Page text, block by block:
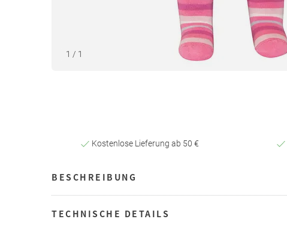
1 / 1
Kostenlose Lieferung ab 50 €
BESCHREIBUNG
TECHNISCHE DETAILS